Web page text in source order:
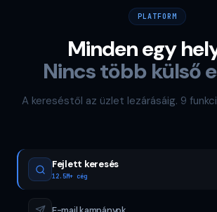
PLATFORM
Minden egy
Nincs több külső
A kereséstől az üzlet lezárásáig. 9
Fejlett keresés
12.5M+ cég